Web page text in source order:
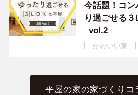
今話題！コ
り過ごせる
_vol.2
かわいい家
平屋の家の家づくりコ